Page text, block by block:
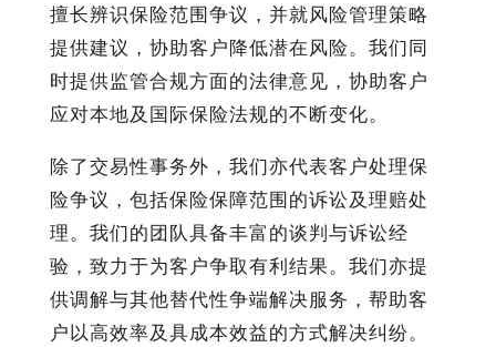
擅长辨识保险范围争议，并就风险管理策略
提供建议，协助客户降低潜在风险。我们同
时提供监管合规方面的法律意见，协助客户
应对本地及国际保险法规的不断变化。
除了交易性事务外，我们亦代表客户处理保
险争议，包括保险保障范围的诉讼及理赔处
理。我们的团队具备丰富的谈判与诉讼经
验，致力于为客户争取有利结果。我们亦提
供调解与其他替代性争端解决服务，帮助客
户以高效率及具成本效益的方式解决纠纷。